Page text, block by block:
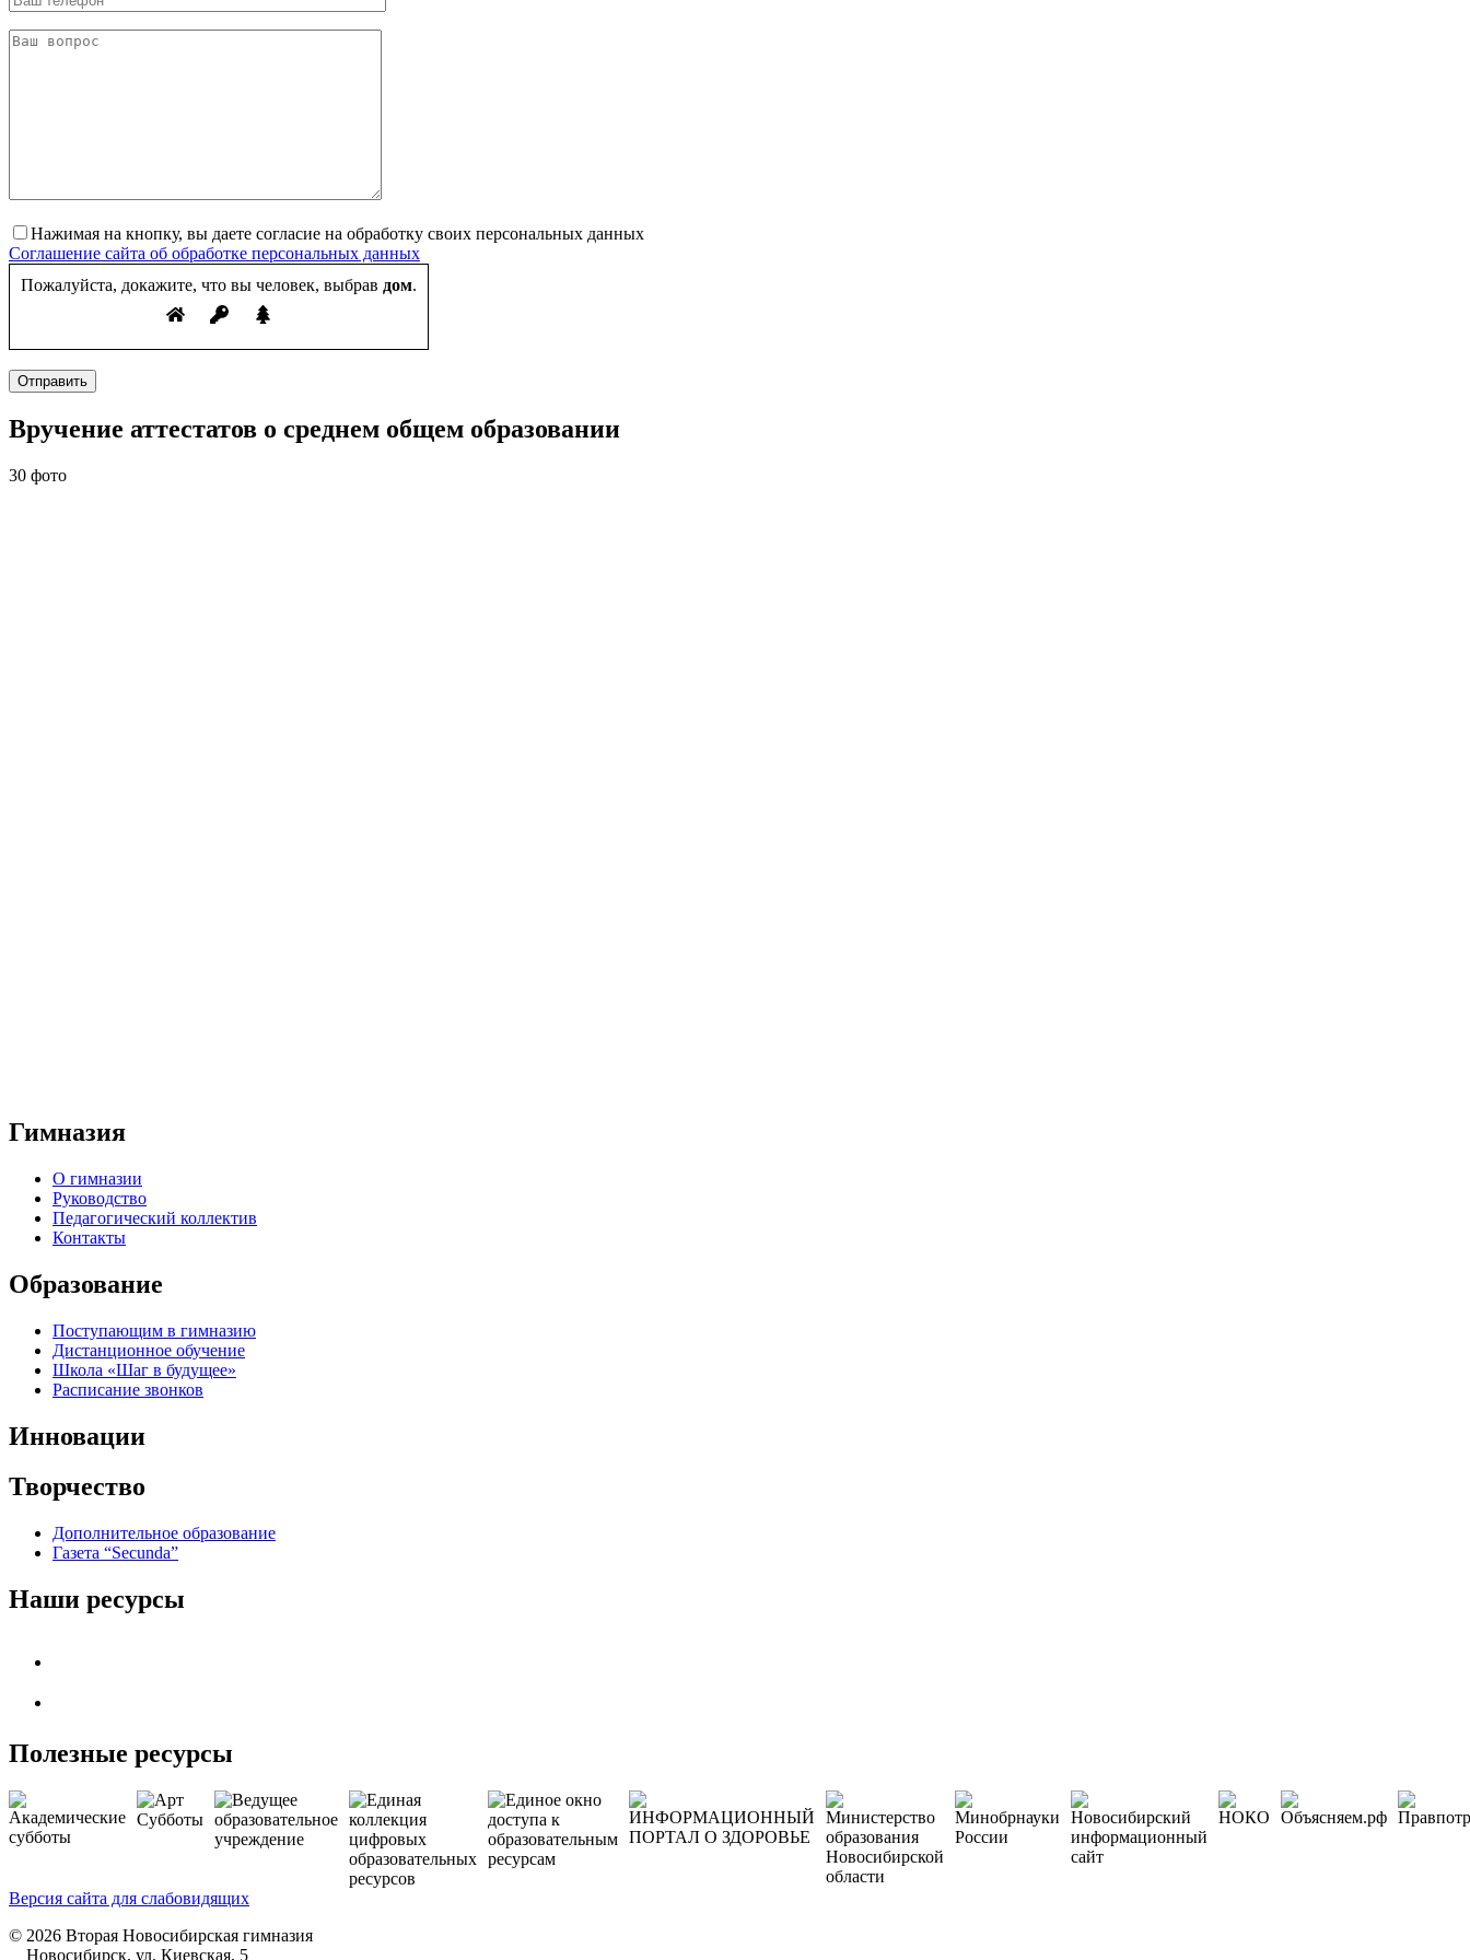
Нажимая на кнопку, вы даете согласие на обработку своих персональных данных
Соглашение сайта об обработке персональных данных
Пожалуйста, докажите, что вы человек, выбрав дом.
Отправить
Вручение аттестатов о среднем общем образовании
30 фото
Гимназия
О гимназии
Руководство
Педагогический коллектив
Контакты
Образование
Поступающим в гимназию
Дистанционное обучение
Школа «Шаг в будущее»
Расписание звонков
Инновации
Творчество
Дополнительное образование
Газета “Secunda”
Наши ресурсы
Полезные ресурсы
Версия сайта для слабовидящих
© 2026 Вторая Новосибирская гимназия
Новосибирск, ул. Киевская, 5